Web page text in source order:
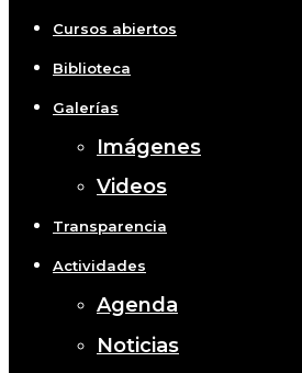
Cursos abiertos
Biblioteca
Galerías
Imágenes
Videos
Transparencia
Actividades
Agenda
Noticias